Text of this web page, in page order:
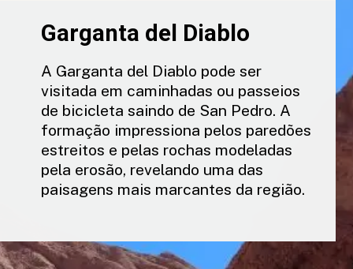
Garganta del Diablo
A Garganta del Diablo pode ser
visitada em caminhadas ou passeios
de bicicleta saindo de San Pedro. A
formação impressiona pelos paredões
estreitos e pelas rochas modeladas
pela erosão, revelando uma das
paisagens mais marcantes da região.